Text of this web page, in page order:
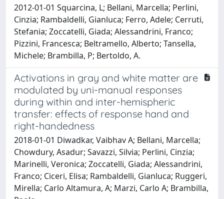
2012-01-01 Squarcina, L; Bellani, Marcella; Perlini,
Cinzia; Rambaldelli, Gianluca; Ferro, Adele; Cerruti,
Stefania; Zoccatelli, Giada; Alessandrini, Franco;
Pizzini, Francesca; Beltramello, Alberto; Tansella,
Michele; Brambilla, P; Bertoldo, A.
Activations in gray and white matter are
modulated by uni-manual responses
during within and inter-hemispheric
transfer: effects of response hand and
right-handedness
2018-01-01 Diwadkar, Vaibhav A; Bellani, Marcella;
Chowdury, Asadur; Savazzi, Silvia; Perlini, Cinzia;
Marinelli, Veronica; Zoccatelli, Giada; Alessandrini,
Franco; Ciceri, Elisa; Rambaldelli, Gianluca; Ruggeri,
Mirella; Carlo Altamura, A; Marzi, Carlo A; Brambilla,